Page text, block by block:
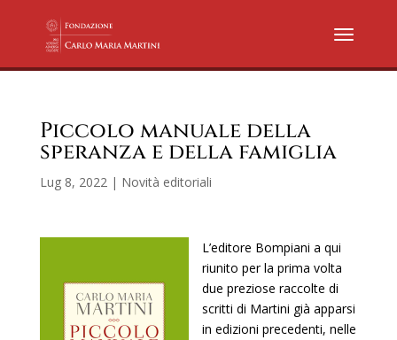
Piccolo manuale della
speranza e della famiglia
Lug 8, 2022| Novità editoriali
L’editore Bompiani a qui
riunito per la prima volta
due preziose raccolte di
scritti di Martini già apparsi
in edizioni precedenti, nelle